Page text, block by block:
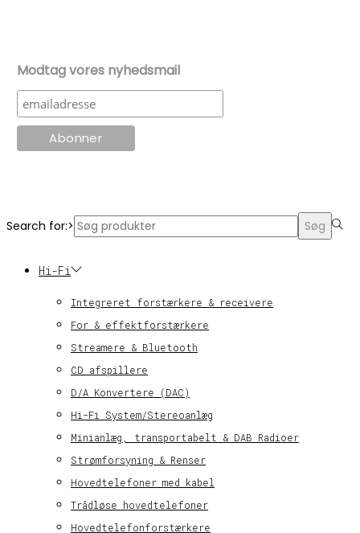
Modtag vores nyhedsmail
Search for:> Søg
Hi-Fi
Integreret forstærkere & receivere
For & effektforstærkere
Streamere & Bluetooth
CD afspillere
D/A Konvertere (DAC)
Hi-Fi System/Stereoanlæg
Minianlæg, transportabelt & DAB Radioer
Strømforsyning & Renser
Hovedtelefoner med kabel
Trådløse hovedtelefoner
Hovedtelefonforstærkere